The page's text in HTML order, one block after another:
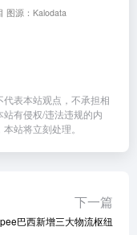
图源：Kalodata
表本站观点，不承担相
有侵权/违法违规的内
站将立刻处理。
下一篇
巴西新增三大物流枢纽